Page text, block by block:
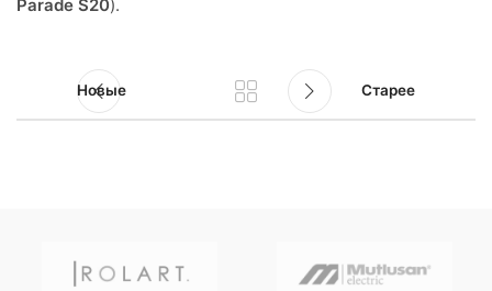
Parade S20).
Новые Старее